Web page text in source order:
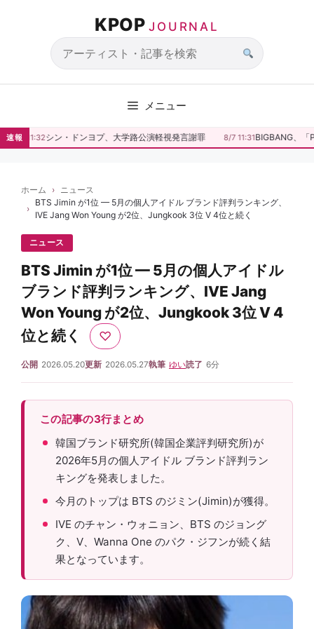
キ
ッ
KPOP JOURNAL
サ
索
メニュー
速報
8/7 11:32シン・ドンヨプ、大学路公演軽視発言謝罪 8/7 11:31BIGBANG、「
ホーム
ニュース
BTS Jimin が1位 — 5月の個人アイドル ブランド評判ランキング、
IVE Jang Won Young が2位、Jungkook 3位 V 4位と続く
ニュース
BTS Jimin が1位 — 5月の個人アイドル
ブランド評判ランキング、IVE Jang
Won Young が2位、Jungkook 3位 V 4
位と続く
♡
公開 2026.05.20更新 2026.05.27執筆 ゆい読了 6分
この記事の3行まとめ
韓国ブランド研究所(韓国企業評判研究所)が
2026年5月の個人アイドル ブランド評判ラン
キングを発表しました。
今月のトップは BTS のジミン(Jimin)が獲得。
IVE のチャン・ウォニョン、BTS のジョング
ク、V、Wanna One のパク・ジフンが続く結
果となっています。